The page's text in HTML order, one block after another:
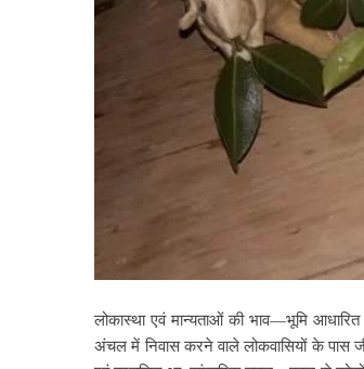
लोकास्था एवं मान्यताओं की भाव—भूमि
अंचल में निवास करने वाले लोकवासियों के पास